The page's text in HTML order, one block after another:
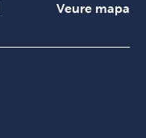
Veure mapa